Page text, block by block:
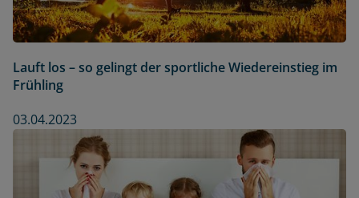
Lauft los – so gelingt der sportliche Wiedereinstieg im
Frühling
03.04.2023